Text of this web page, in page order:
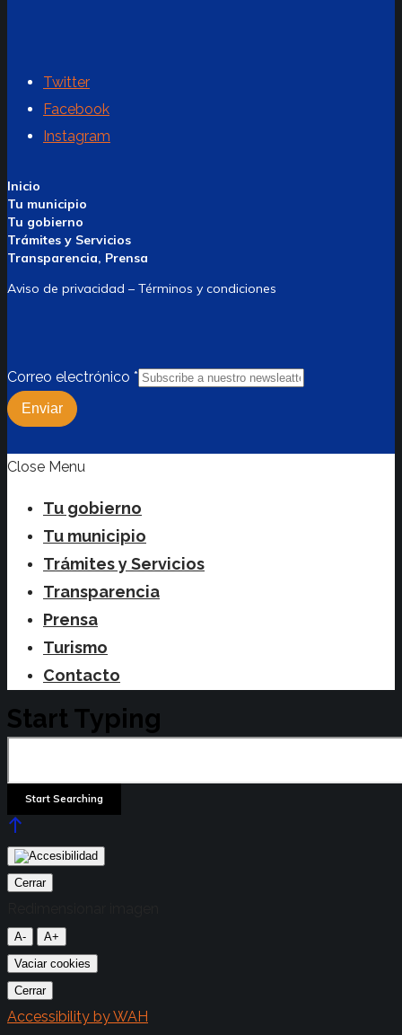
Twitter
Facebook
Instagram
Inicio
Tu municipio
Tu gobierno
Trámites y Servicios
Transparencia, Prensa
Aviso de privacidad – Términos y condiciones
Correo electrónico *
Enviar
Close Menu
Tu gobierno
Tu municipio
Trámites y Servicios
Transparencia
Prensa
Turismo
Contacto
Start Typing
Cerrar
A-
A+
Vaciar cookies
Cerrar
Accessibility by WAH